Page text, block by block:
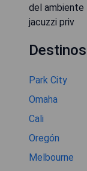
del ambiente
jacuzzi priv
Park City
Omaha
Cali
Oregón
Melbourne